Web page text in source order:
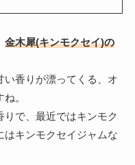
金木犀(キンモクセイ)の
い香りが漂ってくる、オ
。
で、最近ではキンモク
はキンモクセイジャムな